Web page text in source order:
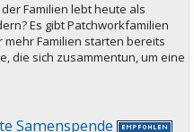
Familien lebt heute als
Es gibt Patchworkfamilien
Familien starten bereits
die sich zusammentun, um eine
Samenspende